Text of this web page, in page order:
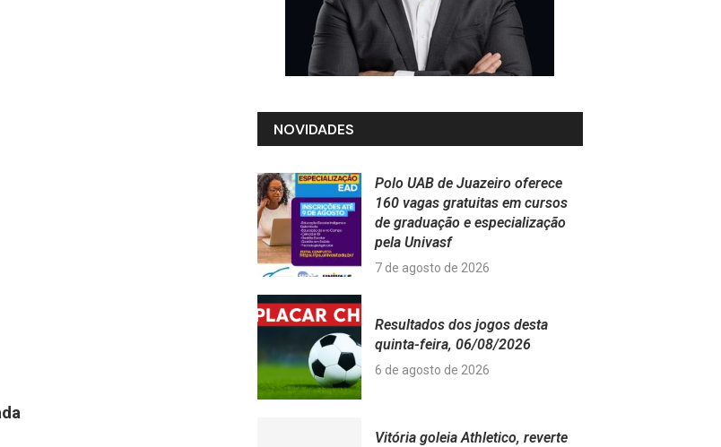
NOVIDADES
Polo UAB de Juazeiro oferece
160 vagas gratuitas em cursos
de graduação e especialização
pela Univasf
7 de agosto de 2026
Resultados dos jogos desta
quinta-feira, 06/08/2026
6 de agosto de 2026
Vitória goleia Athletico, reverte